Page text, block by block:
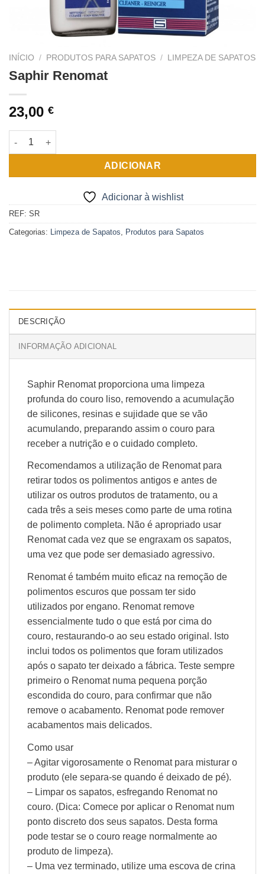
INÍCIO / PRODUTOS PARA SAPATOS / LIMPEZA DE SAPATOS
Saphir Renomat
23,00 €
Quantidade de Saphir Renomat
ADICIONAR
Adicionar à wishlist
REF: SR
Categorias: Limpeza de Sapatos Produtos para Sapatos
DESCRIÇÃO
INFORMAÇÃO ADICIONAL
Saphir Renomat proporciona uma limpeza
profunda do couro liso, removendo a acumulação
de silicones, resinas e sujidade que se vão
acumulando, preparando assim o couro para
receber a nutrição e o cuidado completo.
Recomendamos a utilização de Renomat para
retirar todos os polimentos antigos e antes de
utilizar os outros produtos de tratamento, ou a
cada três a seis meses como parte de uma rotina
de polimento completa. Não é apropriado usar
Renomat cada vez que se engraxam os sapatos,
uma vez que pode ser demasiado agressivo.
Renomat é também muito eficaz na remoção de
polimentos escuros que possam ter sido
utilizados por engano. Renomat remove
essencialmente tudo o que está por cima do
couro, restaurando-o ao seu estado original. Isto
inclui todos os polimentos que foram utilizados
após o sapato ter deixado a fábrica. Teste sempre
primeiro o Renomat numa pequena porção
escondida do couro, para confirmar que não
remove o acabamento. Renomat pode remover
acabamentos mais delicados.
Como usar
– Agitar vigorosamente o Renomat para misturar o
produto (ele separa-se quando é deixado de pé).
– Limpar os sapatos, esfregando Renomat no
couro. (Dica: Comece por aplicar o Renomat num
ponto discreto dos seus sapatos. Desta forma
pode testar se o couro reage normalmente ao
produto de limpeza).
– Uma vez terminado, utilize uma escova de crina